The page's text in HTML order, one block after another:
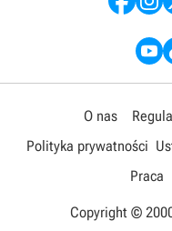
O nas
Polityka prywatności
Praca
Copyright ©